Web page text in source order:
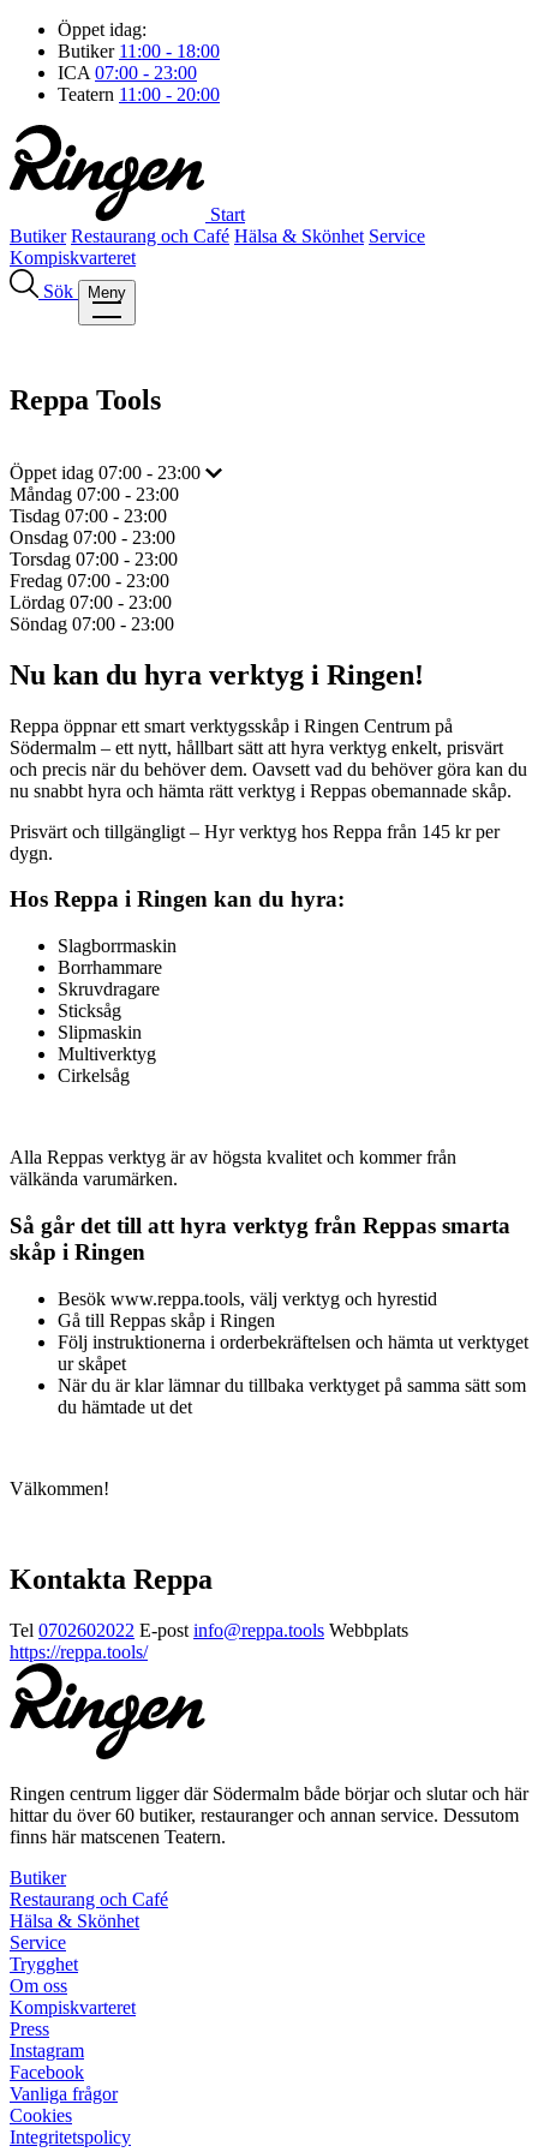
Öppet idag:
Butiker 11:00 - 18:00
ICA 07:00 - 23:00
Teatern 11:00 - 20:00
Start
Butiker Restaurang och Café Hälsa & Skönhet Service
Kompiskvarteret
Sök
Meny
Reppa Tools
Öppet idag 07:00 - 23:00
Måndag 07:00 - 23:00
Tisdag 07:00 - 23:00
Onsdag 07:00 - 23:00
Torsdag 07:00 - 23:00
Fredag 07:00 - 23:00
Lördag 07:00 - 23:00
Söndag 07:00 - 23:00
Nu kan du hyra verktyg i Ringen!
Reppa öppnar ett smart verktygsskåp i Ringen Centrum på
Södermalm – ett nytt, hållbart sätt att hyra verktyg enkelt, prisvärt
och precis när du behöver dem. Oavsett vad du behöver göra kan du
nu snabbt hyra och hämta rätt verktyg i Reppas obemannade skåp.
Prisvärt och tillgängligt – Hyr verktyg hos Reppa från 145 kr per
dygn.
Hos Reppa i Ringen kan du hyra:
Slagborrmaskin
Borrhammare
Skruvdragare
Sticksåg
Slipmaskin
Multiverktyg
Cirkelsåg
Alla Reppas verktyg är av högsta kvalitet och kommer från
välkända varumärken.
Så går det till att hyra verktyg från Reppas smarta
skåp i Ringen
Besök www.reppa.tools, välj verktyg och hyrestid
Gå till Reppas skåp i Ringen
Följ instruktionerna i orderbekräftelsen och hämta ut verktyget
ur skåpet
När du är klar lämnar du tillbaka verktyget på samma sätt som
du hämtade ut det
Välkommen!
Kontakta Reppa
Tel 0702602022 E-post info@reppa.tools Webbplats
https://reppa.tools/
Ringen centrum ligger där Södermalm både börjar och slutar och här
hittar du över 60 butiker, restauranger och annan service. Dessutom
finns här matscenen Teatern.
Butiker
Restaurang och Café
Hälsa & Skönhet
Service
Trygghet
Om oss
Kompiskvarteret
Press
Instagram
Facebook
Vanliga frågor
Cookies
Integritetspolicy